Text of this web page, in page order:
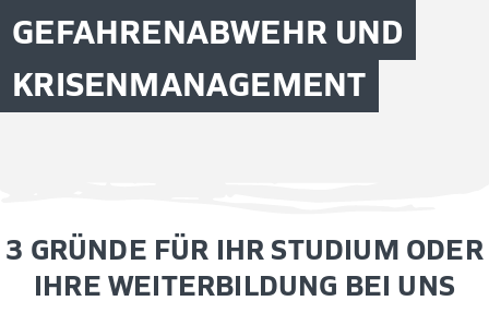
GEFAHRENABWEHR UND
KRISENMANAGEMENT
3 GRÜNDE FÜR IHR STUDIUM ODER
IHRE WEITERBILDUNG BEI UNS